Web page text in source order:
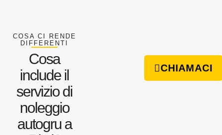
COSA CI RENDE
DIFFERENTI
Cosa
include il
servizio di
noleggio
autogru a
CHIAMACI